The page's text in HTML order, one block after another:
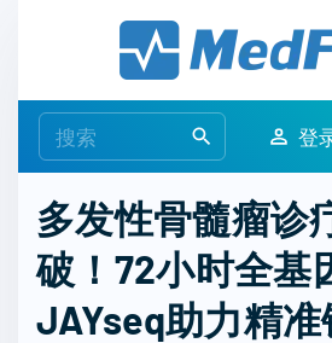
e
r
c
h
f
登
多发性骨髓瘤诊
破！72小时全基
JAYseq助力精